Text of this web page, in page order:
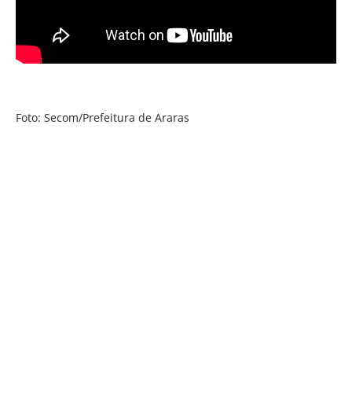
Foto: Secom/Prefeitura de Araras